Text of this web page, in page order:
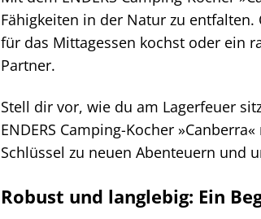
Fähigkeiten in der Natur zu
für das Mittagessen kochst oder ein
Partner.
Stell dir vor, wie du am Lagerfeuer
ENDERS Camping-Kocher
Schlüssel zu neuen Abenteuern und
Robust und langlebig: Ein